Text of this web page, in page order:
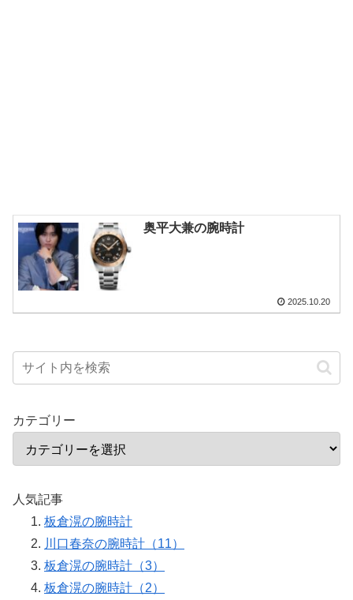
奥平大兼の腕時計
2025.10.20
カテゴリー
人気記事
板倉滉の腕時計
川口春奈の腕時計（11）
板倉滉の腕時計（3）
板倉滉の腕時計（2）